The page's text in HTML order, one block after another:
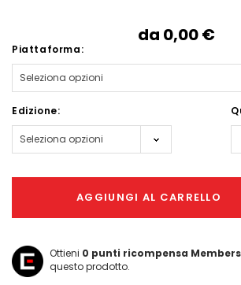
da 0,00‎ ‎€
Piattaforma:
Edizione:
AGGIUNGI AL CARRELLO
Ottieni 0 punti ricompensa Members
questo prodotto.